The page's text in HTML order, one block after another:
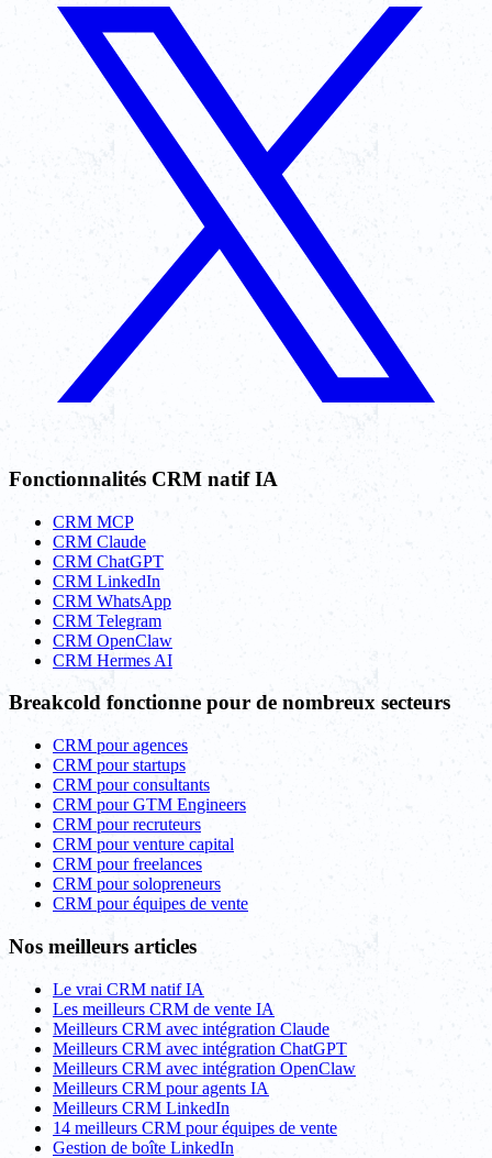
Fonctionnalités CRM natif IA
CRM MCP
CRM Claude
CRM ChatGPT
CRM LinkedIn
CRM WhatsApp
CRM Telegram
CRM OpenClaw
CRM Hermes AI
Breakcold fonctionne pour de nombreux secteurs
CRM pour agences
CRM pour startups
CRM pour consultants
CRM pour GTM Engineers
CRM pour recruteurs
CRM pour venture capital
CRM pour freelances
CRM pour solopreneurs
CRM pour équipes de vente
Nos meilleurs articles
Le vrai CRM natif IA
Les meilleurs CRM de vente IA
Meilleurs CRM avec intégration Claude
Meilleurs CRM avec intégration ChatGPT
Meilleurs CRM avec intégration OpenClaw
Meilleurs CRM pour agents IA
Meilleurs CRM LinkedIn
14 meilleurs CRM pour équipes de vente
Gestion de boîte LinkedIn